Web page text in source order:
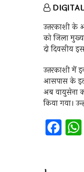
उत्तरकाशी के
को जिला
दो दिवसीय
उत्तरकाशी में
आसपास के
अब वायुसेना
किया गया।
F
a